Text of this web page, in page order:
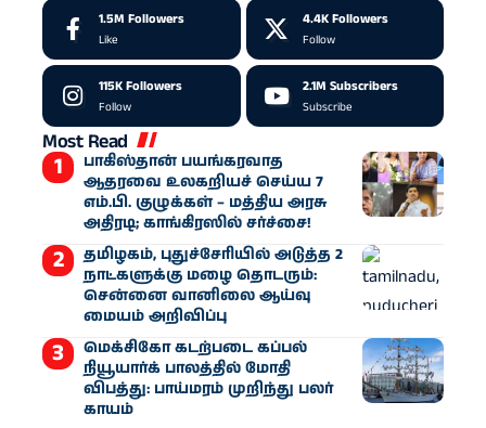
1.5M Followers
Like
4.4K Followers
Follow
115KFollowers
Follow
2.1M Subscribers
Subscribe
Most Read
பாகிஸ்தான் பயங்கரவாத
ஆதரவை உலகறியச் செய்ய 7
எம்.பி. குழுக்கள் – மத்திய அரசு
அதிரடி; காங்கிரஸில் சர்ச்சை!
தமிழகம், புதுச்சேரியில் அடுத்த 2
நாட்களுக்கு மழை தொடரும்:
சென்னை வானிலை ஆய்வு
மையம் அறிவிப்பு
மெக்சிகோ கடற்படை கப்பல்
நியூயார்க் பாலத்தில் மோதி
விபத்து: பாய்மரம் முறிந்து பலர்
காயம்